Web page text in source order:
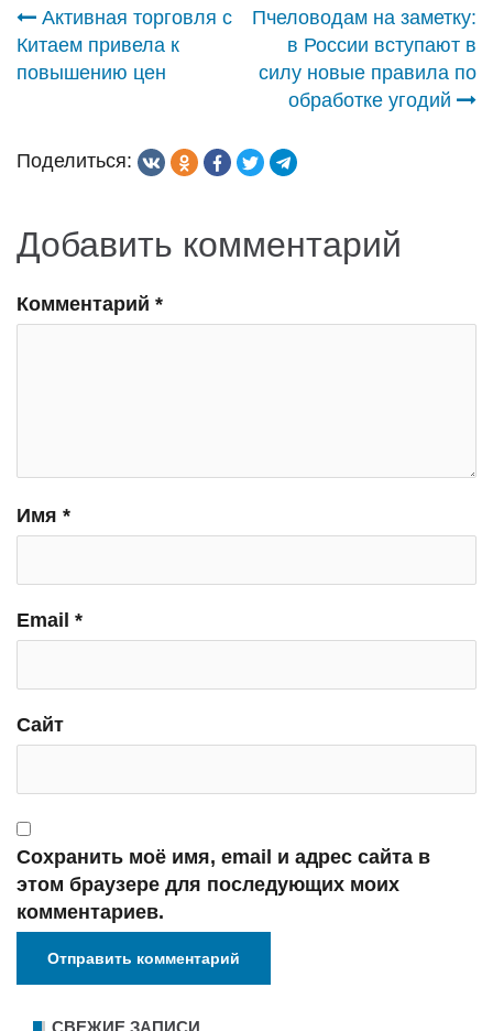
Навигация
по
Активная торговля с
Китаем привела к
повышению цен
Пчеловодам на заметку:
в России вступают в
силу новые правила по
обработке угодий
Поделиться:
Добавить комментарий
Комментарий *
Имя *
Email *
Сайт
Сохранить моё имя, email и адрес сайта в
этом браузере для последующих моих
комментариев.
СВЕЖИЕ ЗАПИСИ